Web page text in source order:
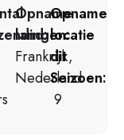
Opname
land:
Frankrijk,
Nederland
Opname
locatie
dit
Seizoen:
9